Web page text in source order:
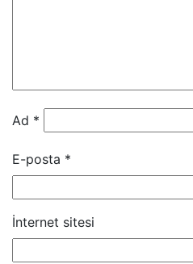
Ad *
E-posta *
İnternet sitesi